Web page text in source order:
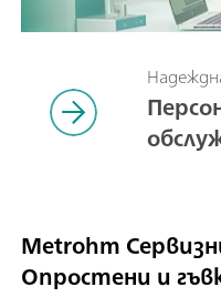
Metrohm
Опростени и